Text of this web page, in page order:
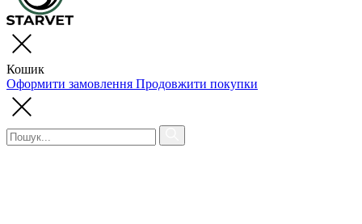
Кошик
Оформити замовлення Продовжити покупки